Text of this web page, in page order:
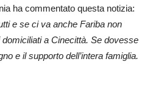
ha commentato questa notizia:
e se ci va anche Fariba non
a Cinecittà. Se dovesse
e il supporto dell’intera famiglia.